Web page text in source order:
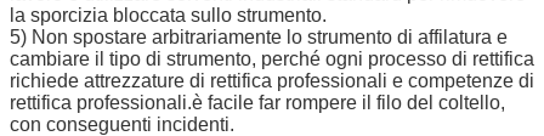
la sporcizia bloccata sullo strumento.
5) Non spostare arbitrariamente lo strumento di affilatura e
cambiare il tipo di strumento, perché ogni processo di rettifica
richiede attrezzature di rettifica professionali e competenze di
rettifica professionali.è facile far rompere il filo del coltello,
con conseguenti incidenti.